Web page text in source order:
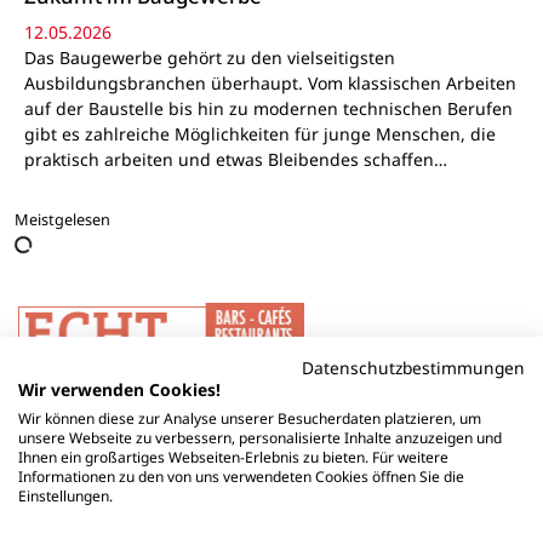
12.05.2026
Das Baugewerbe gehört zu den vielseitigsten
Ausbildungsbranchen überhaupt. Vom klassischen Arbeiten
auf der Baustelle bis hin zu modernen technischen Berufen
gibt es zahlreiche Möglichkeiten für junge Menschen, die
praktisch arbeiten und etwas Bleibendes schaffen…
Meistgelesen
Datenschutzbestimmungen
Wir verwenden Cookies!
Wir können diese zur Analyse unserer Besucherdaten platzieren, um
unsere Webseite zu verbessern, personalisierte Inhalte anzuzeigen und
Ihnen ein großartiges Webseiten-Erlebnis zu bieten. Für weitere
Informationen zu den von uns verwendeten Cookies öffnen Sie die
Einstellungen.